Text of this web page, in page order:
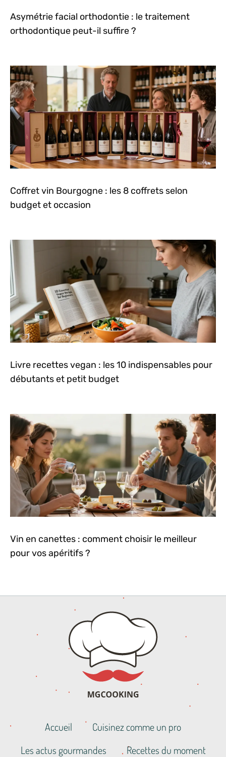
Asymétrie facial orthodontie : le traitement
orthodontique peut-il suffire ?
Coffret vin Bourgogne : les 8 coffrets selon
budget et occasion
Livre recettes vegan : les 10 indispensables pour
débutants et petit budget
Vin en canettes : comment choisir le meilleur
pour vos apéritifs ?
Accueil
Cuisinez comme un pro
Les actus gourmandes
Recettes du moment